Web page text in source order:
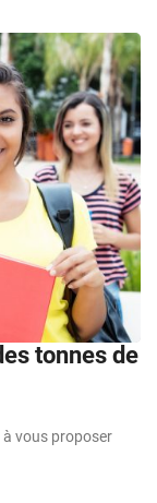
tonnes de
à vous proposer